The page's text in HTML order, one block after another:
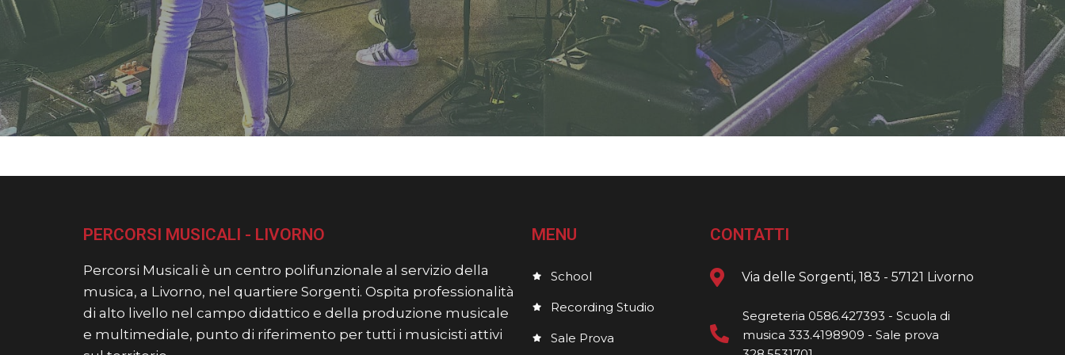
PERCORSI MUSICALI - LIVORNO
Percorsi Musicali è un centro polifunzionale al servizio della
musica, a Livorno, nel quartiere Sorgenti. Ospita professionalità
di alto livello nel campo didattico e della produzione musicale
e multimediale, punto di riferimento per tutti i musicisti attivi
MENU
School
Recording Studio
Sale Prova
CONTATTI
Via delle Sorgenti, 183 - 57121 Livorno
Segreteria 0586.427393 - Scuola di
musica 333.4198909 - Sale prova